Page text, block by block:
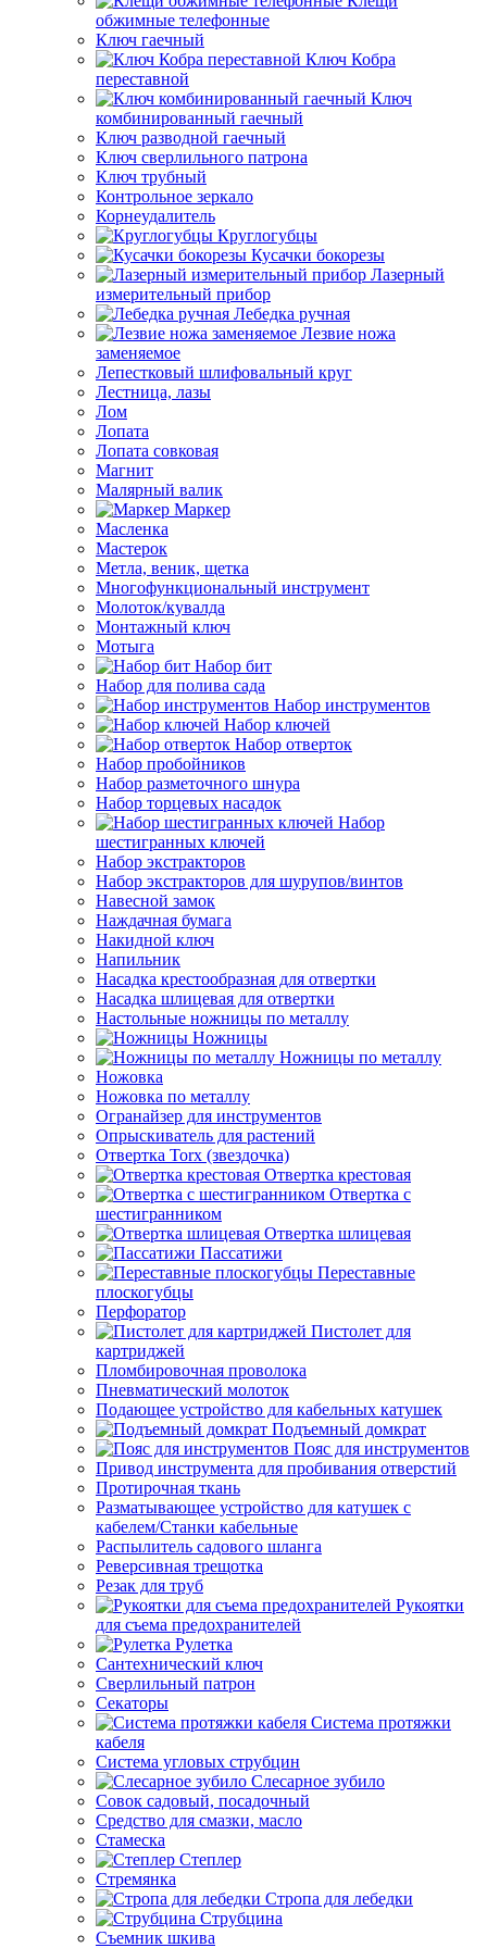
обжимные телефонные
Ключ гаечный
Ключ Кобра
переставной
Ключ
комбинированный гаечный
Ключ разводной гаечный
Ключ сверлильного патрона
Ключ трубный
Контрольное зеркало
Корнеудалитель
Круглогубцы
Кусачки бокорезы
Лазерный
измерительный прибор
Лебедка ручная
Лезвие ножа
заменяемое
Лепестковый шлифовальный круг
Лестница, лазы
Лом
Лопата
Лопата совковая
Магнит
Малярный валик
Маркер
Масленка
Мастерок
Метла, веник, щетка
Многофункциональный инструмент
Молоток/кувалда
Монтажный ключ
Мотыга
Набор бит
Набор для полива сада
Набор инструментов
Набор ключей
Набор отверток
Набор пробойников
Набор разметочного шнура
Набор торцевых насадок
Набор
шестигранных ключей
Набор экстракторов
Набор экстракторов для шурупов/винтов
Навесной замок
Наждачная бумага
Накидной ключ
Напильник
Насадка крестообразная для отвертки
Насадка шлицевая для отвертки
Настольные ножницы по металлу
Ножницы
Ножницы по металлу
Ножовка
Ножовка по металлу
Огранайзер для инструментов
Опрыскиватель для растений
Отвертка Torx (звездочка)
Отвертка крестовая
Отвертка с
шестигранником
Отвертка шлицевая
Пассатижи
Переставные
плоскогубцы
Перфоратор
Пистолет для
картриджей
Пломбировочная проволока
Пневматический молоток
Подающее устройство для кабельных катушек
Подъемный домкрат
Пояс для инструментов
Привод инструмента для пробивания отверстий
Протирочная ткань
Разматывающее устройство для катушек с
кабелем/Станки кабельные
Распылитель садового шланга
Реверсивная трещотка
Резак для труб
Рукоятки
для съема предохранителей
Рулетка
Сантехнический ключ
Сверлильный патрон
Секаторы
Система протяжки
кабеля
Система угловых струбцин
Слесарное зубило
Совок садовый, посадочный
Средство для смазки, масло
Стамеска
Степлер
Стремянка
Стропа для лебедки
Струбцина
Съемник шкива